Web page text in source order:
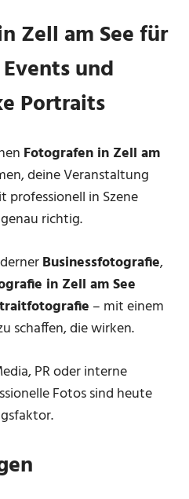
Zell am See für
und
Portraits
Fotografen in Zell am
deine Veranstaltung
professionell in Szene
richtig.
Businessfotografie,
in Zell am See
– mit einem
schaffen, die wirken.
PR oder interne
Fotos sind heute